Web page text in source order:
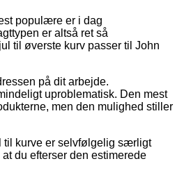
populære er i dag
er altså ret så
til øverste kurv passer til John
på dit arbejde.
uproblematisk. Den mest
men den mulighed stiller
til kurve er selvfølgelig særligt
du efterser den estimerede